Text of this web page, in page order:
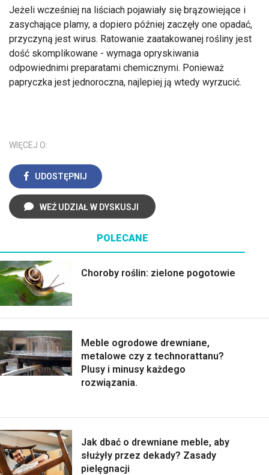
Jeżeli wcześniej na liściach pojawiały się brązowiejące i
zasychające plamy, a dopiero później zaczęły one opadać,
przyczyną jest wirus. Ratowanie zaatakowanej rośliny jest
dość skomplikowane - wymaga opryskiwania
odpowiednimi preparatami chemicznymi. Ponieważ
papryczka jest jednoroczna, najlepiej ją wtedy wyrzucić.
WIĘCEJ O:
UDOSTĘPNIJ
WEŹ UDZIAŁ W DYSKUSJI
POLECANE
Choroby roślin: zielone pogotowie
Meble ogrodowe drewniane,
metalowe czy z technorattanu?
Plusy i minusy każdego
rozwiązania.
Jak dbać o drewniane meble, aby
służyły przez dekady? Zasady
pielęgnacji